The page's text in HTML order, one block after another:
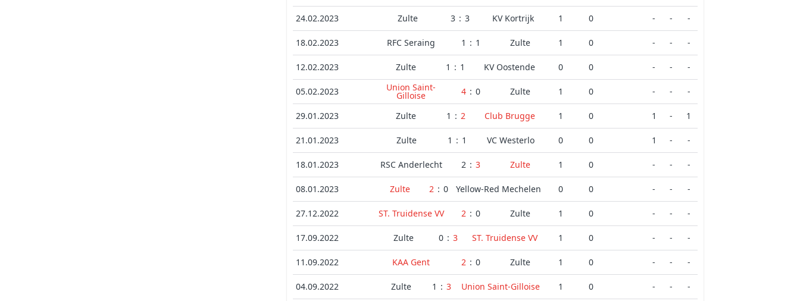
24.02.2023 Zulte 3 : 3 KV Kortrijk 1 0 - - -
18.02.2023 RFC Seraing 1 : 1 Zulte 1 0 - - -
12.02.2023 Zulte 1 : 1 KV Oostende 0 0 - - -
05.02.2023 Union Saint-
Gilloise 4 : 0 Zulte 1 0 - - -
29.01.2023 Zulte 1 : 2 Club Brugge 1 0 1 - 1
21.01.2023 Zulte 1 : 1 VC Westerlo 0 0 1 - -
18.01.2023 RSC Anderlecht 2 : 3 Zulte 1 0 - - -
08.01.2023 Zulte 2 : 0 Yellow-Red Mechelen 0 0 - - -
27.12.2022 ST. Truidense VV 2 : 0 Zulte 1 0 - - -
17.09.2022 Zulte 0 : 3 ST. Truidense VV 1 0 - - -
11.09.2022 KAA Gent 2 : 0 Zulte 1 0 - - -
04.09.2022 Zulte 1 : 3 Union Saint-Gilloise 1 0 - - -